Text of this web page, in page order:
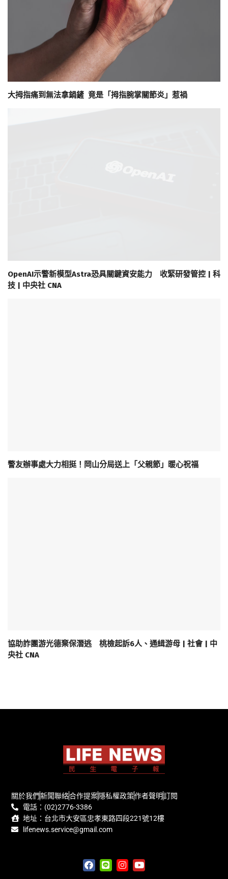
大拇指痛到無法拿鍋鏟 竟是「拇指腕掌關節炎」惹禍
OpenAI示警新模型Astra恐具關鍵資安能力 收緊研發管控 | 科
技 | 中央社 CNA
警友辦事處大力相挺！岡山分局送上「父親節」暖心祝福
協助詐團游光德棄保潛逃 桃檢起訴6人、通緝游母 | 社會 | 中
央社 CNA
關於我們新聞聯絡合作提案隱私權政策作者聲明訂閱
電話：(02)2776-3386
地址：台北市大安區忠孝東路四段221號12樓
lifenews.service@gmail.com